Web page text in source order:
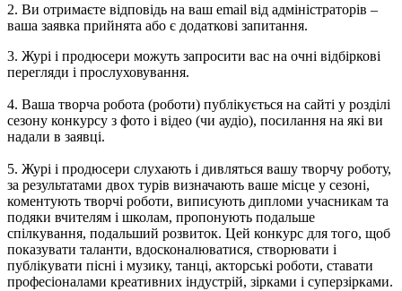
2. Ви отримаєте відповідь на ваш email від адміністраторів –
ваша заявка прийнята або є додаткові запитання.
3. Журі і продюсери можуть запросити вас на очні відбіркові
перегляди і прослуховування.
4. Ваша творча робота (роботи) публікується на сайті у розділі
сезону конкурсу з фото і відео (чи аудіо), посилання на які ви
надали в заявці.
5. Журі і продюсери слухають і дивляться вашу творчу роботу,
за результатами двох турів визначають ваше місце у сезоні,
коментують творчі роботи, виписують дипломи учасникам та
подяки вчителям і школам, пропонують подальше
спілкування, подальший розвиток. Цей конкурс для того, щоб
показувати таланти, вдосконалюватися, створювати і
публікувати пісні і музику, танці, акторські роботи, ставати
професіоналами креативних індустрій, зірками і суперзірками.